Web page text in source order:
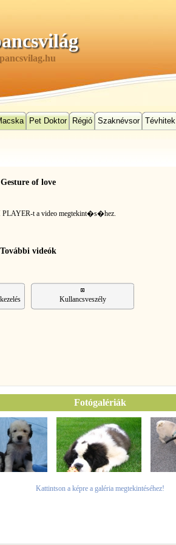
Pet Doktor Régió Szaknévsor Tévhitek
Gesture of love
PLAYER-ta video megtekint�s�hez.
További videók
Kullancsveszély
Fotógalériák
Kattintson a képre a galéria megtekintéséhez!